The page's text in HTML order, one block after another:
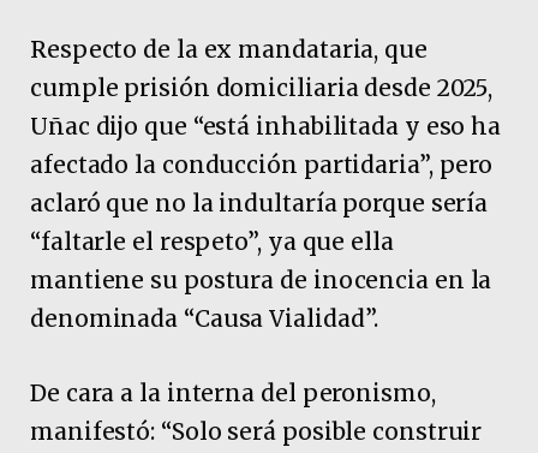
Respecto de la ex mandataria, que
cumple prisión domiciliaria desde 2025,
Uñac dijo que “está inhabilitada y eso ha
afectado la conducción partidaria”, pero
aclaró que no la indultaría porque sería
“faltarle el respeto”, ya que ella
mantiene su postura de inocencia en la
denominada “Causa Vialidad”.
De cara a la interna del peronismo,
manifestó: “Solo será posible construir